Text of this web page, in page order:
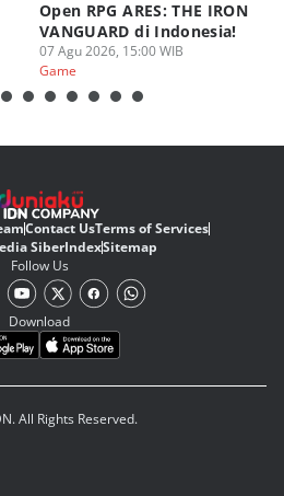
Open RPG ARES: THE IRON
VANGUARD di Indonesia!
07 Agu 2026, 15:00 WIB
Game
Contact UsTerms of Services
SiberIndexSitemap
Follow Us
Download
All Rights Reserved.